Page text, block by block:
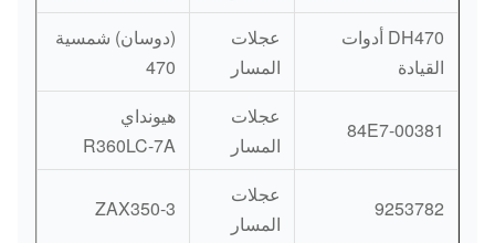
DH470 أدوات
القيادة
عجلات
المسار
(دوسان) شمسية
470
84E7-00381
عجلات
المسار
هيونداي
R360LC-7A
9253782
عجلات
المسار
ZAX350-3